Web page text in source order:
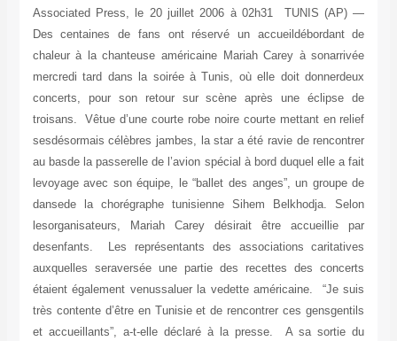
Associated Press, le 20 juillet 2006 à 02h31 TUNIS (AP) —
Des centaines de fans ont réservé un accueildébordant de
chaleur à la chanteuse américaine Mariah Carey à sonarrivée
mercredi tard dans la soirée à Tunis, où elle doit donnerdeux
concerts, pour son retour sur scène après une éclipse de
troisans. Vêtue d’une courte robe noire courte mettant en relief
sesdésormais célèbres jambes, la star a été ravie de rencontrer
au basde la passerelle de l’avion spécial à bord duquel elle a fait
levoyage avec son équipe, le “ballet des anges”, un groupe de
dansede la chorégraphe tunisienne Sihem Belkhodja. Selon
lesorganisateurs, Mariah Carey désirait être accueillie par
desenfants. Les représentants des associations caritatives
auxquelles seraversée une partie des recettes des concerts
étaient également venussaluer la vedette américaine. “Je suis
très contente d’être en Tunisie et de rencontrer ces gensgentils
et accueillants”, a-t-elle déclaré à la presse. A sa sortie du